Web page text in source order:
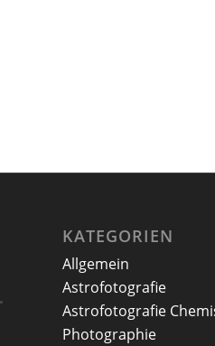
KATEGORIEN
Allgemein
Astrofotografie
Astrofotografie
Photographie